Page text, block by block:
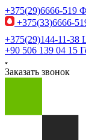
+375(29)6666-519
+375(33)6666-
+375(29)144-11-38
+90 506 139 04 15
Заказать звонок